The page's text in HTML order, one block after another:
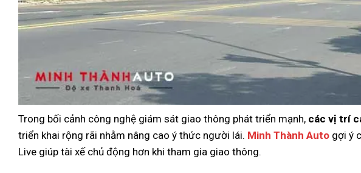
Trong bối cảnh công nghệ giám sát giao thông phát triển mạnh, các vị trí
triển khai rộng rãi nhằm nâng cao ý thức người lái. Minh Thành Auto gợi ý
Live giúp tài xế chủ động hơn khi tham gia giao thông.